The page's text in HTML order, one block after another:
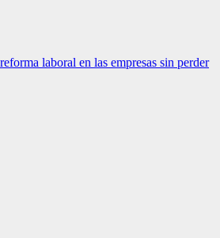
laboral en las empresas sin perder